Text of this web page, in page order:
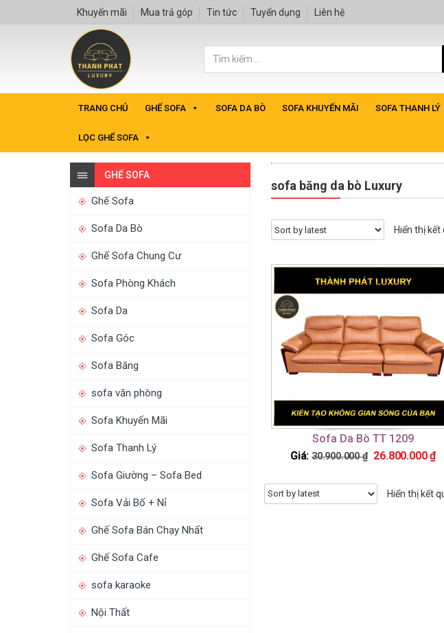
Khuyến mãi Mua trả góp Tin tức Tuyển dụng Liên hệ
TRANG CHỦ GHẾ SOFA SOFA DA BÒ SOFA KHUYẾN MÃI SOFA THANH LÝ
LỌC GHẾ SOFA
GHẾ SOFA
Ghế Sofa
Sofa Da Bò
Ghế Sofa Chung Cư
Sofa Phòng Khách
Sofa Da
Sofa Góc
Sofa Băng
sofa văn phòng
Sofa Khuyến Mãi
Sofa Thanh Lý
Sofa Giường – Sofa Bed
Sofa Vải Bố + Nỉ
Ghế Sofa Bán Chạy Nhất
Ghế Sofa Cafe
sofa karaoke
Nội Thất
sofa băng da bò Luxury
Hiển thị
Sofa Da Bò TT 1209
Giá: 30.900.000₫ 26.800.000₫
Hiển thị kết